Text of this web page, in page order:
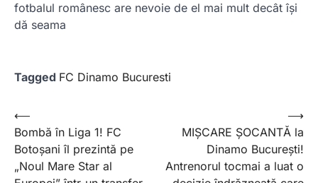
fotbalul românesc are nevoie de el mai mult decât își
dă seama
Tagged FC Dinamo Bucuresti
Post
navigation
⟵
Bombă în Liga 1! FC
Botoșani îl prezintă pe
„Noul Mare Star al
MIȘCARE ȘOCANTĂ la
Dinamo București!
Antrenorul tocmai a luat o
⟶